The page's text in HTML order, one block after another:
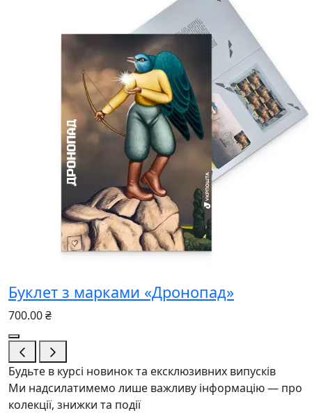
Буклет з марками «Дронопад»
700.00 ₴
Будьте в курсі новинок та ексклюзивних випусків
Ми надсилатимемо лише важливу інформацію — про
колекції, знижки та події